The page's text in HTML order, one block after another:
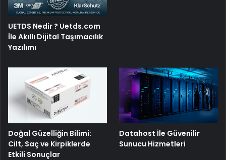
UETDS Nedir ? Uetds.com
İle Akıllı Dijital Taşımacılık
Yazılımı
Doğal Güzelliğin Bilimi:
Cilt, Saç ve Kirpiklerde
Etkili Sonuçlar
Datahost İle Güvenilir
Sunucu Hizmetleri